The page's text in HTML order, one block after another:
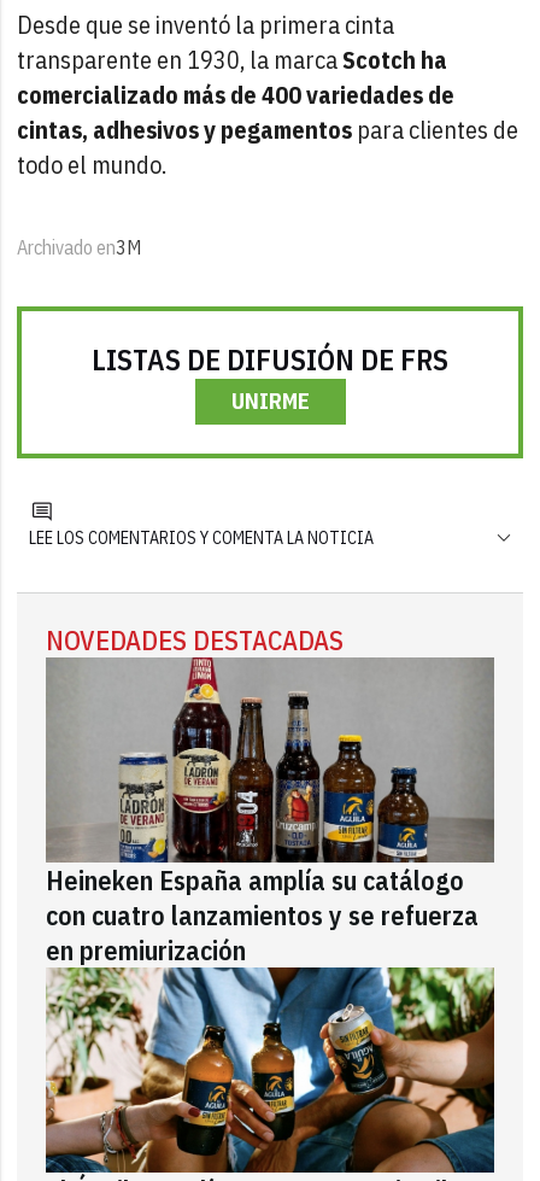
Desde que se inventó la primera cinta
transparente en 1930, la marcaScotch ha
comercializado más de 400 variedades de
cintas, adhesivos y pegamentos para clientes de
todo el mundo.
Archivado en3M
LISTAS DE DIFUSIÓN DE FRS
UNIRME
LEE LOS COMENTARIOS Y COMENTA LA NOTICIA
NOVEDADES DESTACADAS
Heineken España amplía su catálogo
con cuatro lanzamientos y se refuerza
en premiurización